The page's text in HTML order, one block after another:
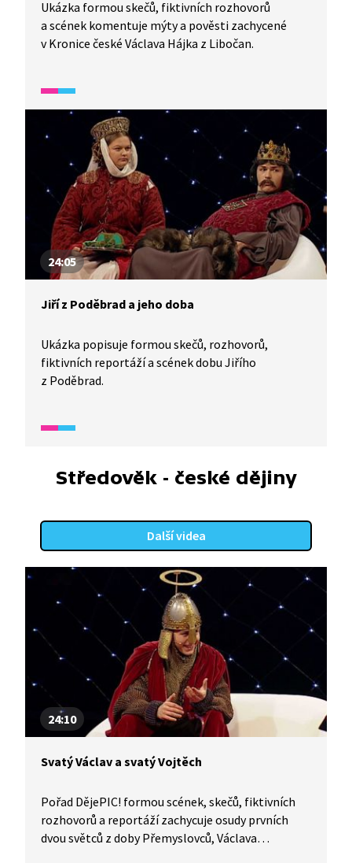
Ukázka formou skečů, fiktivních rozhovorů
a scének komentuje mýty a pověsti zachycené
v Kronice české Václava Hájka z Libočan.
24:05
Jiří z Poděbrad a jeho doba
Ukázka popisuje formou skečů, rozhovorů,
fiktivních reportáží a scének dobu Jiřího
z Poděbrad.
Středověk - české dějiny
Další videa
24:10
Svatý Václav a svatý Vojtěch
Pořad DějePIC! formou scének, skečů, fiktivních
rozhovorů a reportáží zachycuje osudy prvních
dvou světců z doby Přemyslovců, Václava